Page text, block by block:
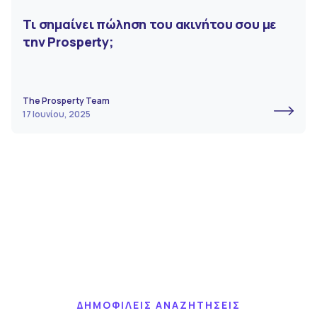
Τι σημαίνει πώληση του ακινήτου σου με
την Prosperty;
The Prosperty Team
17 Ιουνίου, 2025
ΔΗΜΟΦΙΛΕΙΣ ΑΝΑΖΗΤΗΣΕΙΣ